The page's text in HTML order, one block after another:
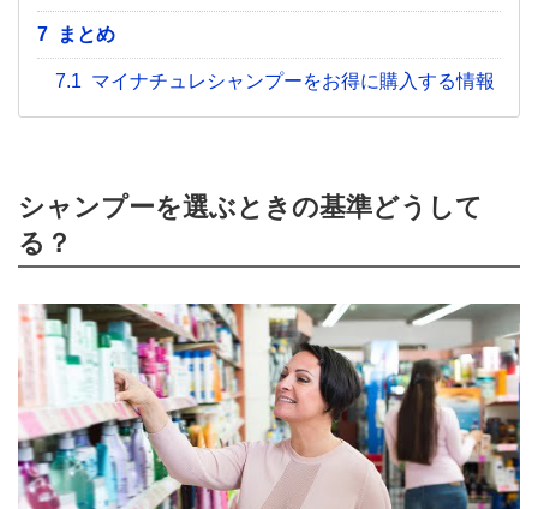
7 まとめ
7.1 マイナチュレシャンプーをお得に購入する情報
シャンプーを選ぶときの基準どうして
る？